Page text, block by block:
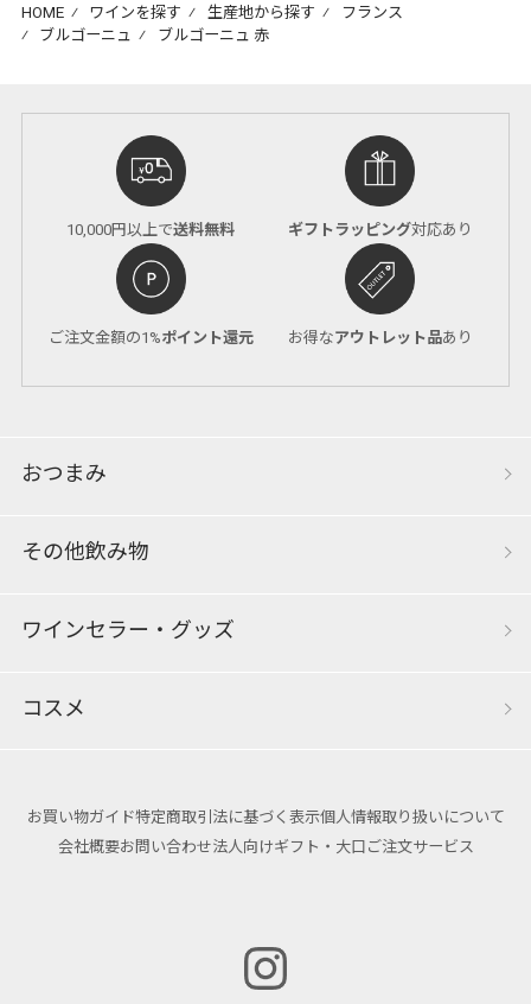
HOME ⁄ ワインを探す ⁄ 生産地から探す ⁄ フランス
⁄ ブルゴーニュ ⁄ ブルゴーニュ 赤
10,000円以上で送料無料 ギフトラッピング対応あり
ご注文金額の1%ポイント還元 お得なアウトレット品あり
おつまみ
その他飲み物
ワインセラー・グッズ
コスメ
お買い物ガイド特定商取引法に基づく表示個人情報取り扱いについて
会社概要お問い合わせ法人向けギフト・大口ご注文サービス